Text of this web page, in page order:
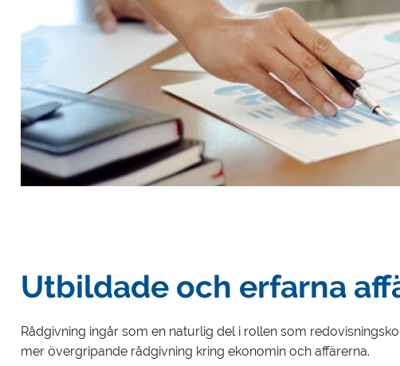
Utbildade och erfarna
Rådgivning ingår som en naturlig del i rollen som
mer övergripande rådgivning kring ekonomin och affärerna.